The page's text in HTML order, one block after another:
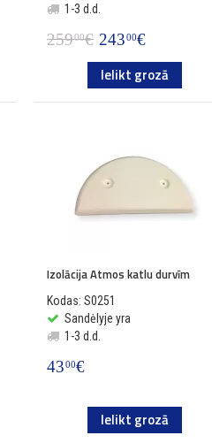
1-3 d.d.
25900€ 243 00€
Ielikt grozā
Izolācija Atmos katlu durvīm
Kodas: S0251
Sandėlyje yra
1-3 d.d.
43 00€
Ielikt grozā